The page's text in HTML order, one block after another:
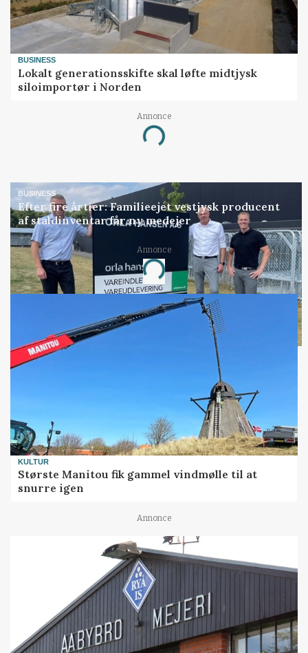
BUSINESS
Lokalt generationsskifte skal løfte midtjysk
siloimportør i Norden
Annonce
Loading...
BUSINESS
Efter fire årtier: Familieejet vestjysk producent
af staldinventar får ny medejer
Annonce
Loading...
KULTUR
Største Manitou fik gammel vindmølle til at
snurre igen
Annonce